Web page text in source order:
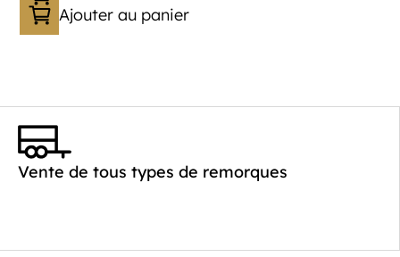
Ajouter au panier
Vente de tous types de remorques